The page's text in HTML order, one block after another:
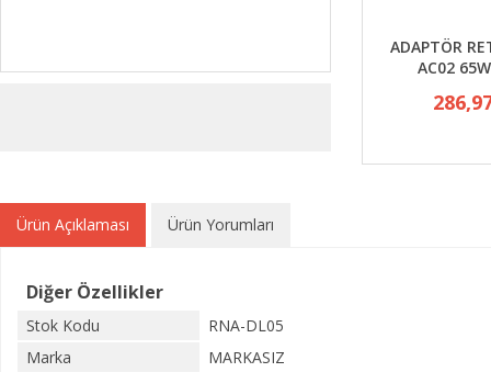
ADAPTÖR
AC02
Ürün Açıklaması Ürün Yorumları
Diğer Özellikler
Stok Kodu
RNA-DL05
Marka
MARKASIZ